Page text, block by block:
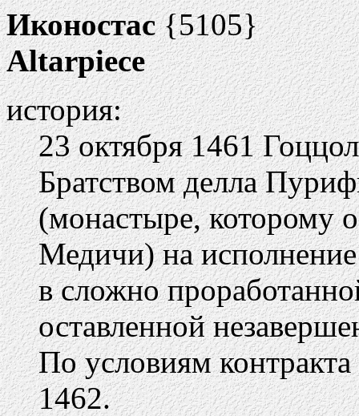
Иконостас{5105}
Altarpiece
история:
23 октября 1461
Братством делла
(монастыре, которому
Медичи) на
в сложно
оставленной
По условиям
1462.